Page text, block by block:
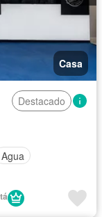
Casa
Destacado
Agua